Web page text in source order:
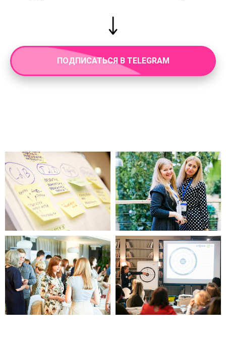
ПОДПИСАТЬСЯ В TELEGRAM